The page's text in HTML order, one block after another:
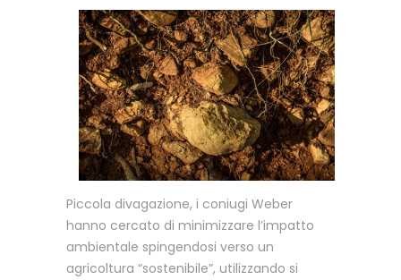
Piccola divagazione, i coniugi Weber
hanno cercato di minimizzare l’impatto
ambientale spingendosi verso un
agricoltura “sostenibile”, utilizzando si